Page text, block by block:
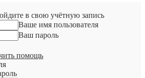
в свою учётную запись
Ваше имя пользователя
Ваш пароль
помощь